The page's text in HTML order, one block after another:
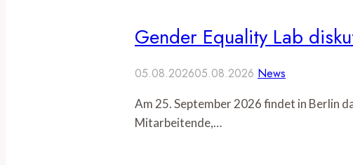
Gender Equality Lab
05.08.202605.08.2026 News
Am 25. September 2026 findet in Berlin
Mitarbeitende,…